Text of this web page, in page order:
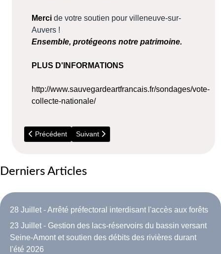
Merci de votre soutien pour villeneuve-sur-
Auvers !
Ensemble, protégeons notre patrimoine.
PLUS D'INFORMATIONS
http://www.sauvegardeartfrancais.fr/sondages/vote-
collecte-nationale/
Article précédent : 5 Juillet - Répare Café (Bouray)
Précédent Article suivant : 2026 - Travaux RER C
Suivant
Derniers Articles
28 Juillet - Arrêté préfectoral interdisant l'accès aux forêts
23 Juillet - Gestion des lacs-réservoirs du bassin versant
Seine-Amont et soutien des débits des rivières durant
l'été 2026